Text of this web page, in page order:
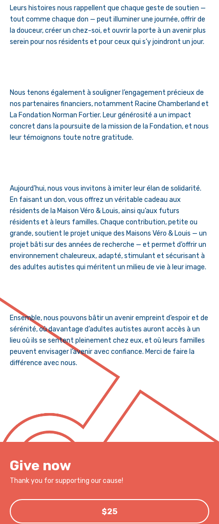
Leurs histoires nous rappellent que chaque geste de soutien —
tout comme chaque don — peut illuminer une journée, offrir de
la douceur, créer un chez-soi, et ouvrir la porte à un avenir plus
serein pour nos résidents et pour ceux qui s’y joindront un jour.
Nous tenons également à souligner l’engagement précieux de
nos partenaires financiers, notamment Racine Chamberland et
La Fondation Norman Fortier. Leur générosité a un impact
concret dans la poursuite de la mission de la Fondation, et nous
leur témoignons toute notre gratitude.
Aujourd’hui, nous vous invitons à imiter leur élan de solidarité.
En faisant un don, vous offrez un véritable cadeau aux
résidents de la Maison Véro & Louis, ainsi qu’aux futurs
résidents et à leurs familles. Chaque contribution, petite ou
grande, soutient le projet unique des Maisons Véro & Louis — un
projet bâti sur des années de recherche — et permet d’offrir un
environnement chaleureux, adapté, stimulant et sécurisant à
des adultes autistes qui méritent un milieu de vie à leur image.
Ensemble, nous pouvons bâtir un avenir empreint d’espoir et de
sérénité, où davantage d’adultes autistes auront accès à un
lieu où ils se sentent pleinement chez eux, et où leurs familles
peuvent envisager l’avenir avec confiance. Merci de faire la
différence avec nous.
Give now
Thank you for supporting our cause!
$25